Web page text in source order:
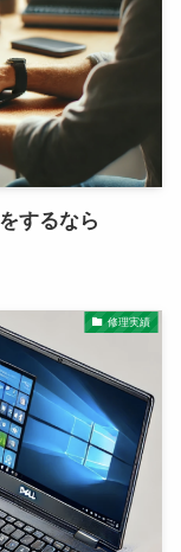
するなら
修理実績